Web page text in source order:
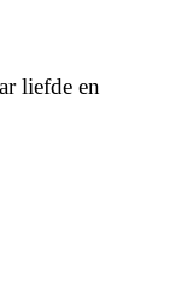
liefde en